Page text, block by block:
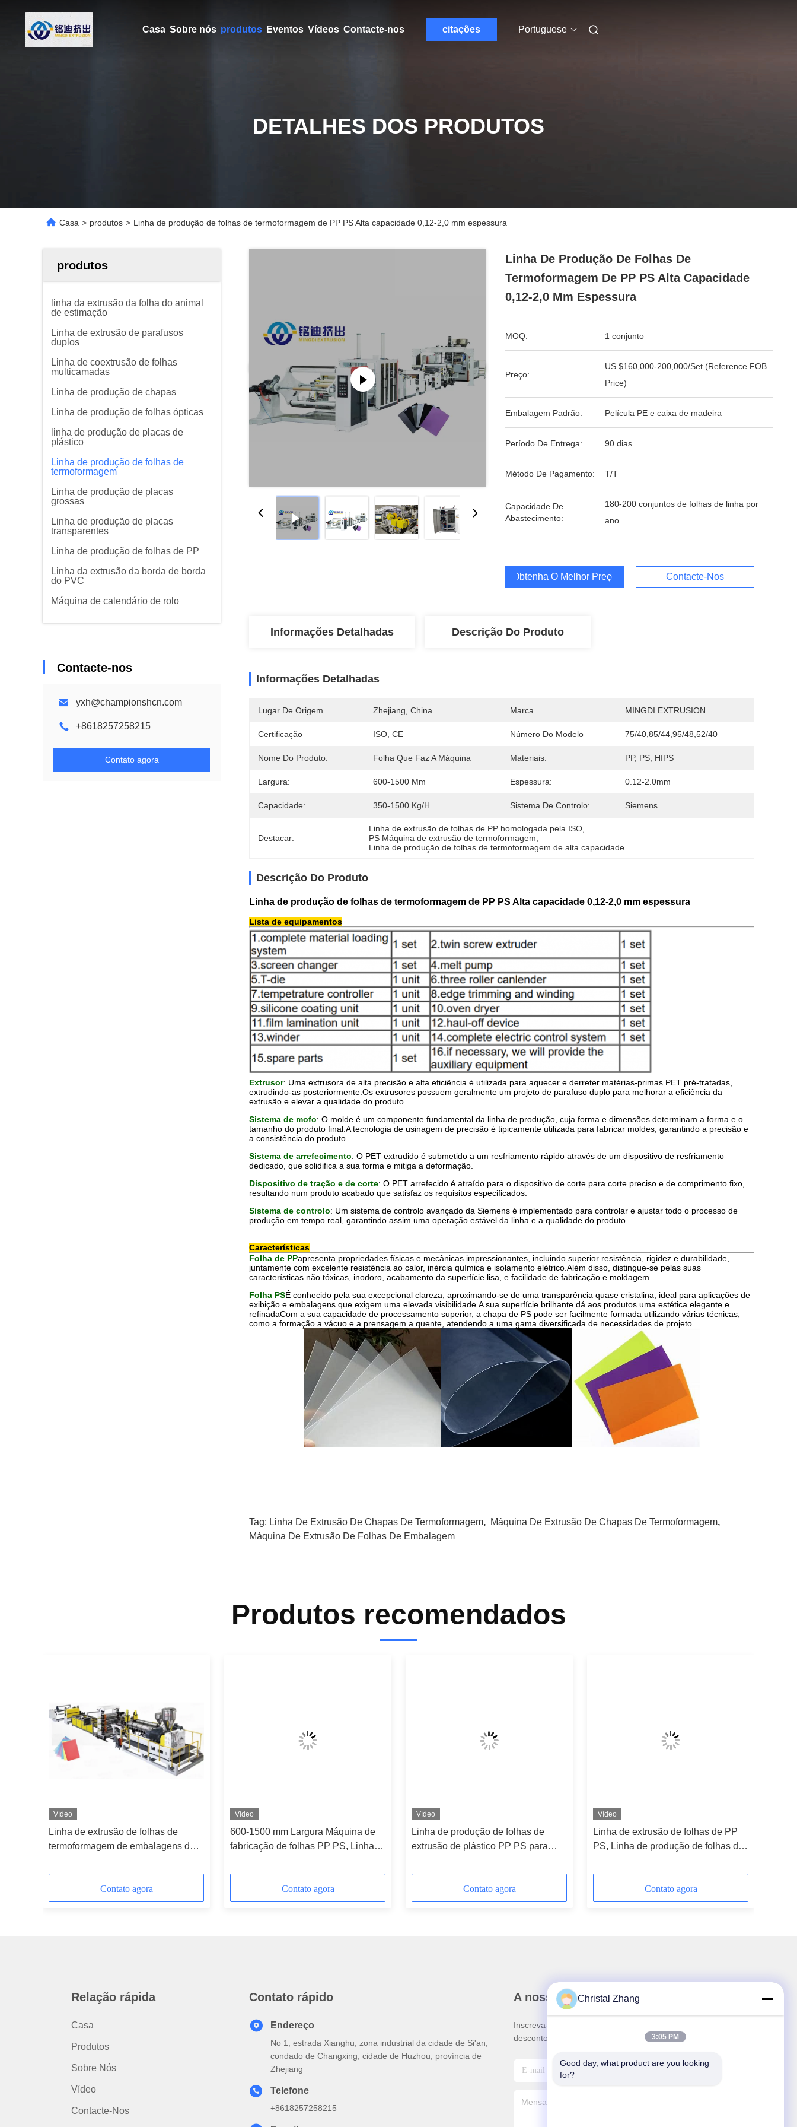
Casa Sobre nós produtos Eventos Vídeos Contacte-nos citações Portuguese
DETALHES DOS PRODUTOS
Casa > produtos > Linha de produção de folhas de termoformagem de PP PS Alta capacidade 0,12-2,0 mm espessura
produtos
linha da extrusão da folha do animal
de estimação
Linha de extrusão de parafusos
duplos
Linha de coextrusão de folhas
multicamadas
Linha de produção de chapas
Linha de produção de folhas ópticas
linha de produção de placas de
plástico
Linha de produção de folhas de
termoformagem
Linha de produção de placas
grossas
Linha de produção de placas
transparentes
Linha de produção de folhas de PP
Linha da extrusão da borda de borda
do PVC
Máquina de calendário de rolo
Contacte-nos
yxh@championshcn.com
+8618257258215
Contato agora
Linha De Produção De Folhas De
Termoformagem De PP PS Alta Capacidade
0,12-2,0 Mm Espessura
MOQ: 1 conjunto
Preço:
US $160,000-200,000/Set (Reference FOB
Price)
Embalagem Padrão: Película PE e caixa de madeira
Período De Entrega: 90 dias
Método De Pagamento: T/T
Capacidade De
Abastecimento:
180-200 conjuntos de folhas de linha por
ano
Obtenha O Melhor Preço Contacte-Nos
Informações Detalhadas Descrição Do Produto
Informações Detalhadas
Lugar De Origem Zhejiang, China Marca MINGDI EXTRUSION
Certificação ISO, CE Número Do Modelo 75/40,85/44,95/48,52/40
Nome Do Produto: Folha Que Faz A Máquina Materiais: PP, PS, HIPS
Largura: 600-1500 Mm Espessura: 0.12-2.0mm
Capacidade: 350-1500 Kg/h Sistema De Controlo: Siemens
Destacar:
Linha de extrusão de folhas de PP homologada pela ISO
PS Máquina de extrusão de termoformagem
Linha de produção de folhas de termoformagem de alta capacidade
Descrição Do Produto
Linha de produção de folhas de termoformagem de PP PS Alta capacidade 0,12-2,0 mm espessura
Lista de equipamentos
Extrusor: Uma extrusora de alta precisão e alta eficiência é utilizada para aquecer e derreter matérias-primas PET pré-tratadas,
extrudindo-as posteriormente.Os extrusores possuem geralmente um projeto de parafuso duplo para melhorar a eficiência da
extrusão e elevar a qualidade do produto.
Sistema de mofo: O molde é um componente fundamental da linha de produção, cuja forma e dimensões determinam a forma e o
tamanho do produto final.A tecnologia de usinagem de precisão é tipicamente utilizada para fabricar moldes, garantindo a precisão e
a consistência do produto.
Sistema de arrefecimento: O PET extrudido é submetido a um resfriamento rápido através de um dispositivo de resfriamento
dedicado, que solidifica a sua forma e mitiga a deformação.
Dispositivo de tração e de corte: O PET arrefecido é atraído para o dispositivo de corte para corte preciso e de comprimento fixo,
resultando num produto acabado que satisfaz os requisitos especificados.
Sistema de controlo: Um sistema de controlo avançado da Siemens é implementado para controlar e ajustar todo o processo de
produção em tempo real, garantindo assim uma operação estável da linha e a qualidade do produto.
Características
Folha de PPapresenta propriedades físicas e mecânicas impressionantes, incluindo superior resistência, rigidez e durabilidade,
juntamente com excelente resistência ao calor, inércia química e isolamento elétrico.Além disso, distingue-se pelas suas
características não tóxicas, inodoro, acabamento da superfície lisa, e facilidade de fabricação e moldagem.
Folha PSÉ conhecido pela sua excepcional clareza, aproximando-se de uma transparência quase cristalina, ideal para aplicações de
exibição e embalagens que exigem uma elevada visibilidade.A sua superfície brilhante dá aos produtos uma estética elegante e
refinadaCom a sua capacidade de processamento superior, a chapa de PS pode ser facilmente formada utilizando várias técnicas,
como a formação a vácuo e a prensagem a quente, atendendo a uma gama diversificada de necessidades de projeto.
Tag: Linha De Extrusão De Chapas De Termoformagem, Máquina De Extrusão De Chapas De Termoformagem,
Máquina De Extrusão De Folhas De Embalagem
Produtos recomendados
Vídeo
Linha de extrusão de folhas de
termoformagem de embalagens de
Capacidade
Contato agora
Vídeo
600-1500 mm Largura Máquina de
fabricação de folhas PP PS, Linha
Contato agora
Vídeo
Linha de produção de folhas de
extrusão de plástico PP PS para
Largura
Contato agora
Vídeo
Linha de extrusão de folhas de PP
PS, Linha de produção de folhas de
Contato agora
Relação rápida
Casa
Produtos
Sobre Nós
Vídeo
Contacte-Nos
Contato rápido
Endereço
No 1, estrada Xianghu, zona industrial da cidade de Si'an,
condado de Changxing, cidade de Huzhou, província de
Zhejiang
Telefone
+8618257258215
A nossa newsletter
Inscreva-se no nosso boletim informativo para obter
descontos e mais.
Christal Zhang
3:05 PM
Good day, what product are you looking
for?